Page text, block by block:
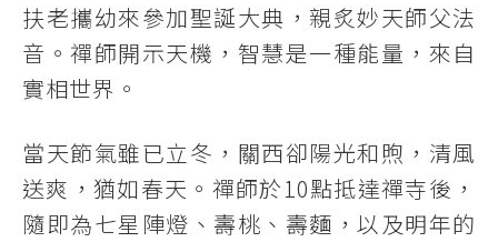
扶老攜幼來參加聖誕大典，親炙妙天師父法
音。禪師開示天機，智慧是一種能量，來自
實相世界。
當天節氣雖已立冬，關西卻陽光和煦，清風
送爽，猶如春天。禪師於10點抵達禪寺後，
隨即為七星陣燈、壽桃、壽麵，以及明年的